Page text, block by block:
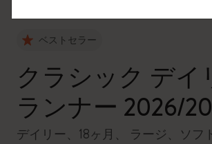
ベストセラー
クラシック デイ
ランナー 2026/
デイリー、18ヶ月、 ラージ、ソフ